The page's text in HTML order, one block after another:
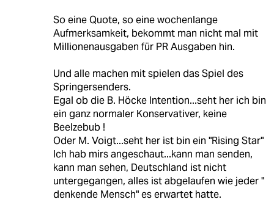
So eine Quote, so eine wochenlange
Aufmerksamkeit, bekommt man nicht mal mit
Millionenausgaben für PR Ausgaben hin.
Und alle machen mit spielen das Spiel des
Springersenders.
Egal ob die B. Höcke Intention...seht her ich bin
ein ganz normaler Konservativer, keine
Beelzebub !
Oder M. Voigt...seht her ist bin ein "Rising Star"
Ich hab mirs angeschaut...kann man senden,
kann man sehen, Deutschland ist nicht
untergegangen, alles ist abgelaufen wie jeder "
denkende Mensch" es erwartet hatte.